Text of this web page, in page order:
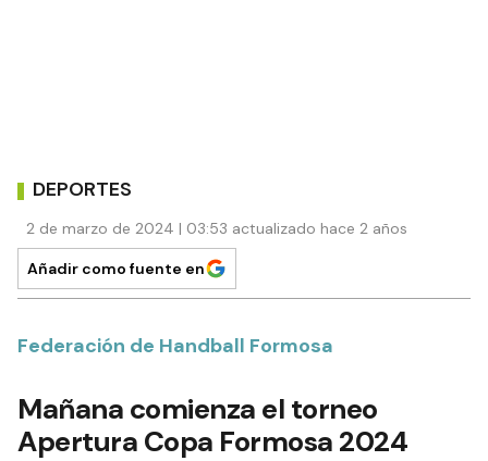
DEPORTES
2 de marzo de 2024 | 03:53 actualizado hace 2 años
Añadir como fuente en
Federación de Handball Formosa
Mañana comienza el torneo
Apertura Copa Formosa 2024